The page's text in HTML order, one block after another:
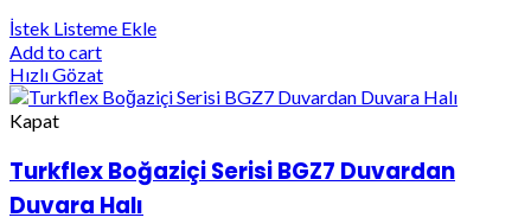
İstek Listeme Ekle
Add to cart
Hızlı Gözat
Kapat
Turkflex Boğaziçi Serisi BGZ7 Duvardan
Duvara Halı